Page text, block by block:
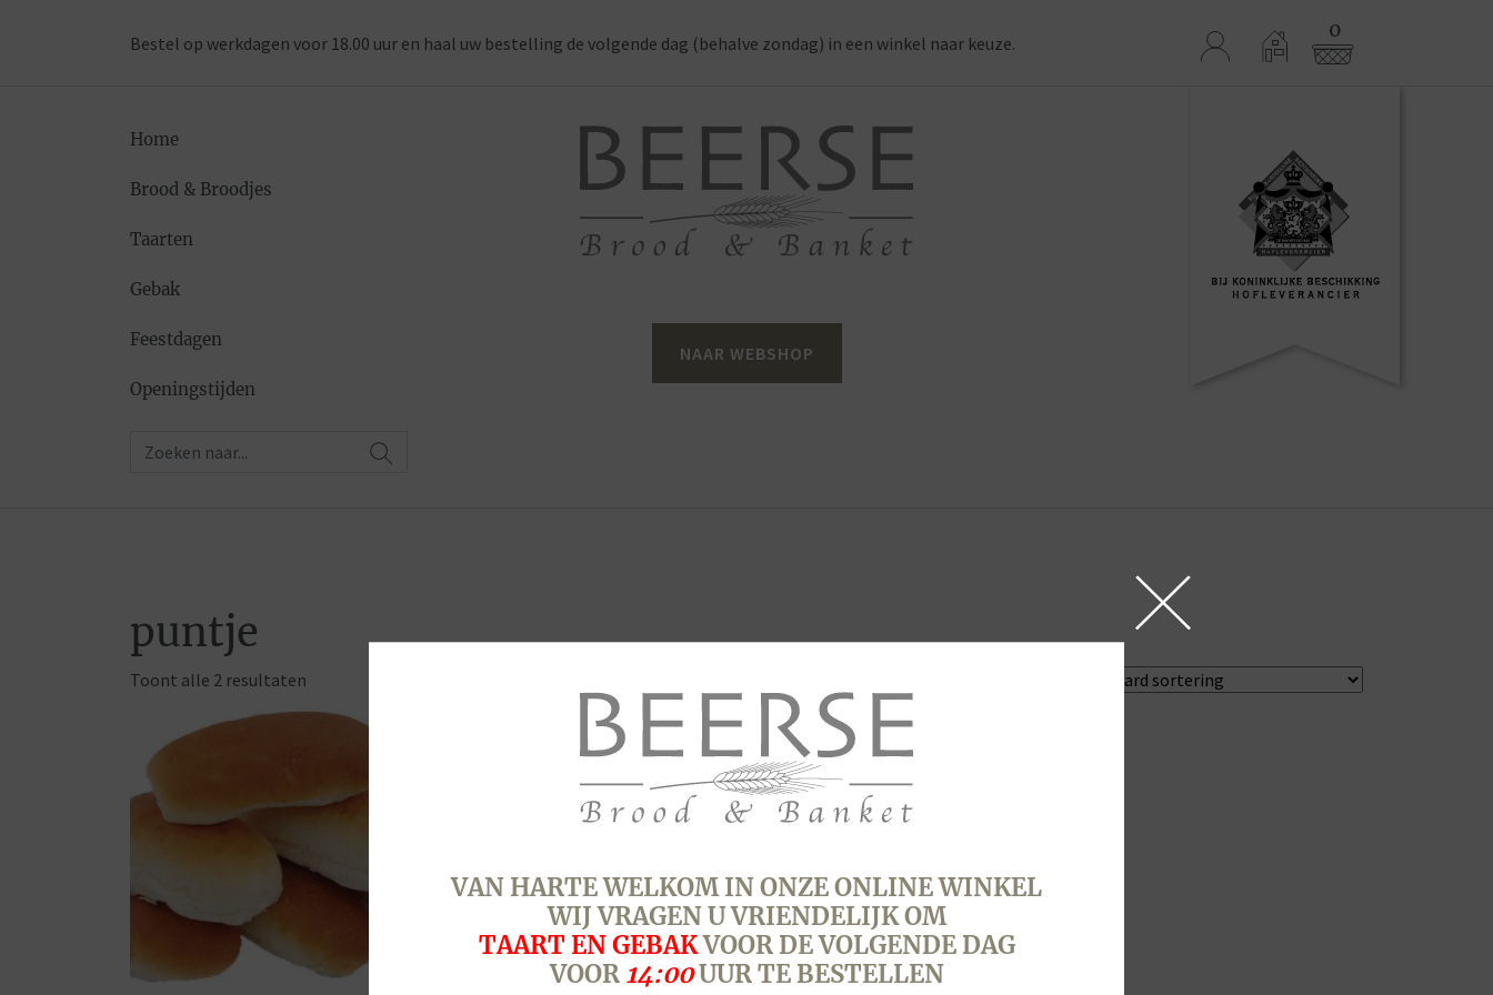
Bestel op werkdagen voor 18.00 uur en haal uw bestelling de volgende dag (behalve zondag) in een winkel naar keuze.
0
Home
Brood & Broodjes
Taarten
Gebak
Feestdagen
Openingstijden
NAAR WEBSHOP
puntje
Toont alle 2 resultaten
VAN HARTE WELKOM IN ONZE ONLINE WINKEL
WIJ VRAGEN U VRIENDELIJK OM
TAART EN GEBAKVOOR DE VOLGENDE DAG
VOOR 14:00UUR TE BESTELLEN